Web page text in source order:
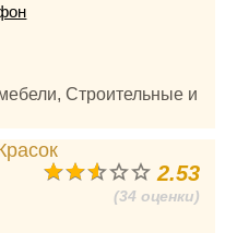
Строительные и
2.53
(34 оценки)